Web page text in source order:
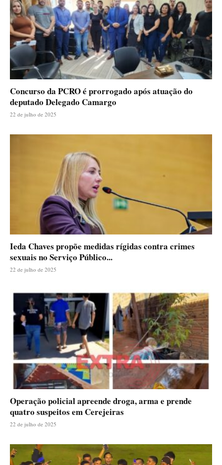
Concurso da PCRO é prorrogado após atuação do
deputado Delegado Camargo
22 de julho de 2025
Ieda Chaves propõe medidas rígidas contra crimes
sexuais no Serviço Público...
22 de julho de 2025
Operação policial apreende droga, arma e prende
quatro suspeitos em Cerejeiras
22 de julho de 2025